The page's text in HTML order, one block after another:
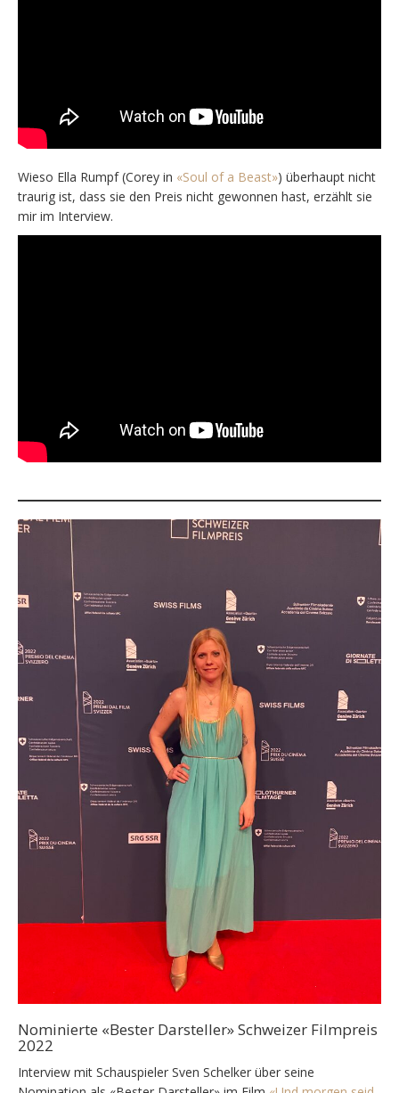
Wieso Ella Rumpf (Corey in «Soul of a Beast») überhaupt nicht
traurig ist, dass sie den Preis nicht gewonnen hast, erzählt sie
mir im Interview.
Nominierte «Bester Darsteller» Schweizer Filmpreis
2022
Interview mit Schauspieler Sven Schelker über seine